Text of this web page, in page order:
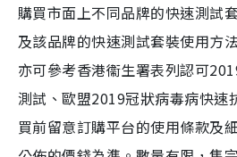
購買市面上不同品牌的快速測試
及該品牌的快速測試套裝使用方
亦可參考香港衞生署表列認可
測試、歐盟2019冠狀病毒病快速
買前留意訂購平台的使用條款及